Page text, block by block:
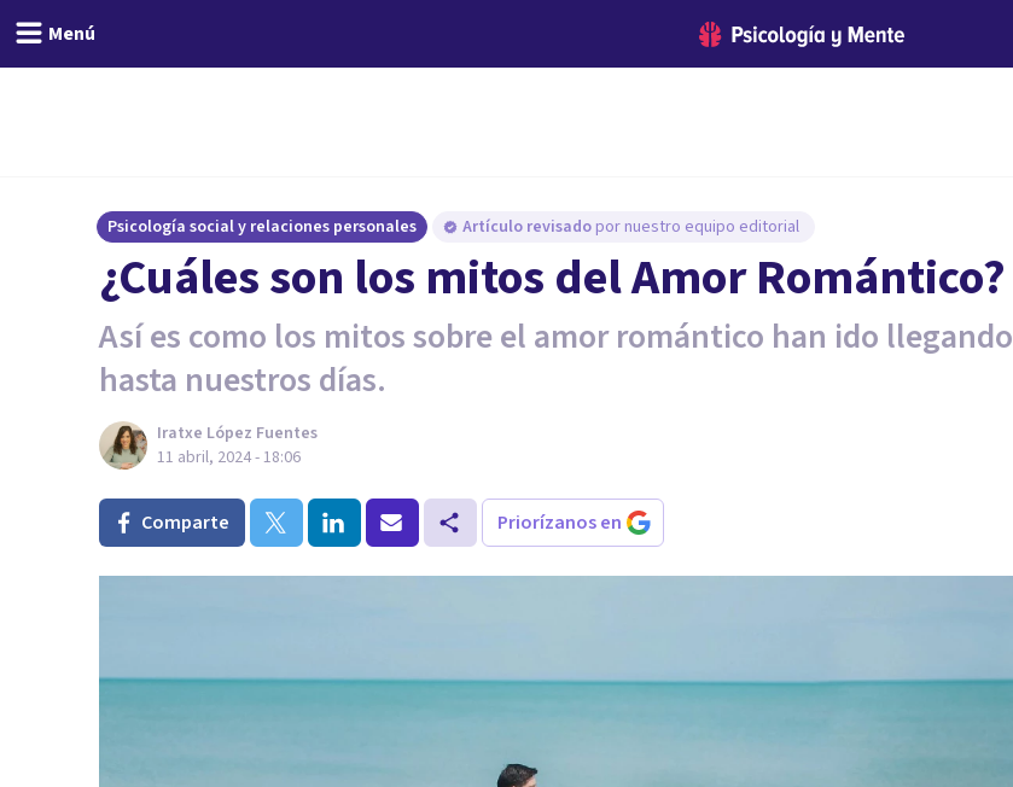
Menú
Psicología social y relaciones personales Artículo revisado por nuestro equipo editorial
¿Cuáles son los mitos del Amor Romántico?
Así es como los mitos sobre el amor romántico han ido llegando
hasta nuestros días.
Iratxe López Fuentes
11 abril, 2024 - 18:06
Comparte Priorízanos en